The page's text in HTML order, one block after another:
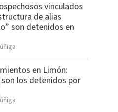
vinculados
de alias
son detenidos en
en Limón:
los detenidos por